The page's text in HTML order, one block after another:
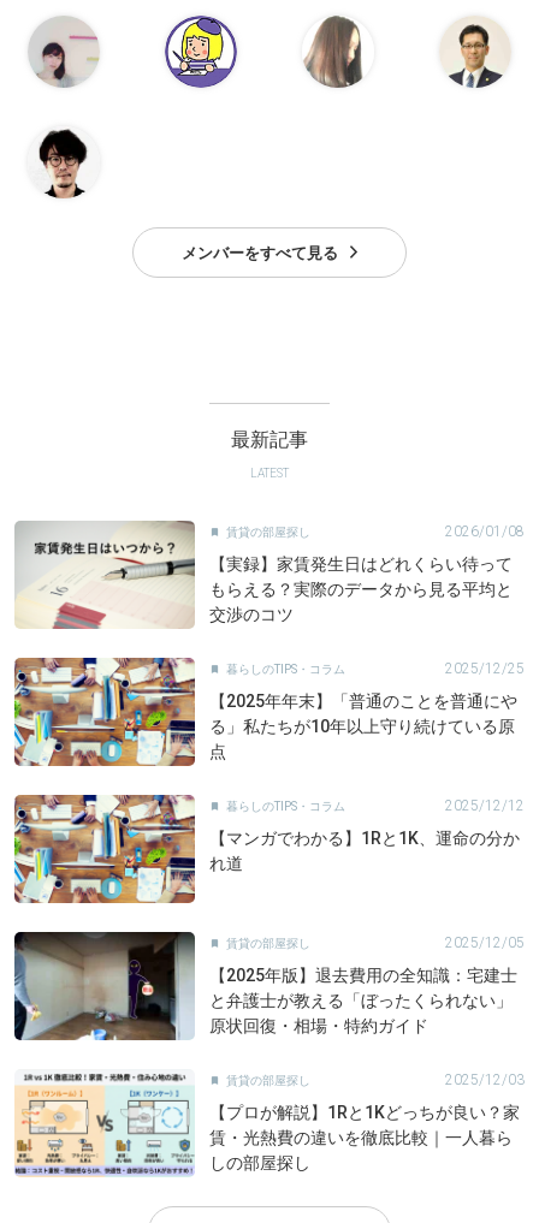
メンバーをすべて見る
最新記事
LATEST
 賃貸の部屋探し 2026/01/08
【実録】家賃発生日はどれくらい待って
もらえる？実際のデータから見る平均と
交渉のコツ
 暮らしのTIPS・コラム 2025/12/25
【2025年年末】「普通のことを普通にや
る」私たちが10年以上守り続けている原
点
 暮らしのTIPS・コラム 2025/12/12
【マンガでわかる】1Rと1K、運命の分か
れ道
 賃貸の部屋探し 2025/12/05
【2025年版】退去費用の全知識：宅建士
と弁護士が教える「ぼったくられない」
原状回復・相場・特約ガイド
 賃貸の部屋探し 2025/12/03
【プロが解説】1Rと1Kどっちが良い？家
賃・光熱費の違いを徹底比較｜一人暮ら
しの部屋探し